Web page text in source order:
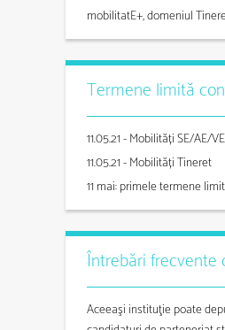
mobilitatE+, domeniul
Termene limită
11.05.21 - Mobilități SE/AE/
11.05.21 - Mobilități Tineret
11 mai: primele termene
Întrebări frecvente
Aceeaşi instituţie poate